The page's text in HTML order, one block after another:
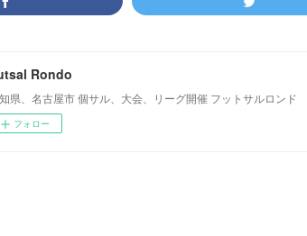
Rondo
県、名古屋市 個サル、大会、リーグ開催 フットサルロンド
フォロー